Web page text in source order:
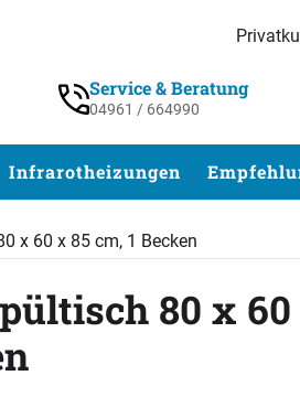
Service &
Service & Beratung
04961 / 664990
Infrarotheizungen
x 60 x 85 cm, 1 Becken
80 x 60